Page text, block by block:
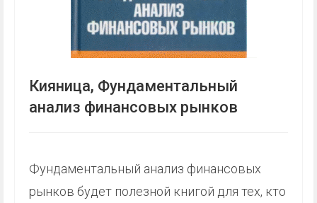
Кияница, Фундаментальный
анализ финансовых рынков
Фундаментальный анализ финансовых
рынков будет полезной книгой для тех, кто